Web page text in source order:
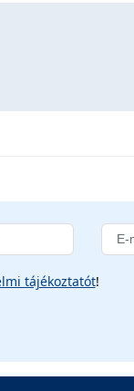
tájékoztatót!